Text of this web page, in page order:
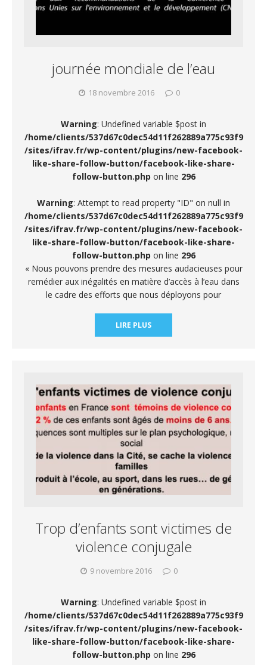
journée mondiale de l’eau
18 novembre 2016 0
Warning: Undefined variable $post in
/home/clients/537d67c0dec54d11f262889a775c93f9
/sites/ifrav.fr/wp-content/plugins/new-facebook-
like-share-follow-button/facebook-like-share-
follow-button.php on line 296
Warning: Attempt to read property "ID" on null in
/home/clients/537d67c0dec54d11f262889a775c93f9
/sites/ifrav.fr/wp-content/plugins/new-facebook-
like-share-follow-button/facebook-like-share-
follow-button.php on line 296
« Nous pouvons prendre des mesures audacieuses pour
remédier aux inégalités en matière d’accès à l’eau dans
le cadre des efforts que nous déployons pour
LIRE PLUS
Trop d’enfants sont victimes de
violence conjugale
9 novembre 2016 0
Warning: Undefined variable $post in
/home/clients/537d67c0dec54d11f262889a775c93f9
/sites/ifrav.fr/wp-content/plugins/new-facebook-
like-share-follow-button/facebook-like-share-
follow-button.php on line 296